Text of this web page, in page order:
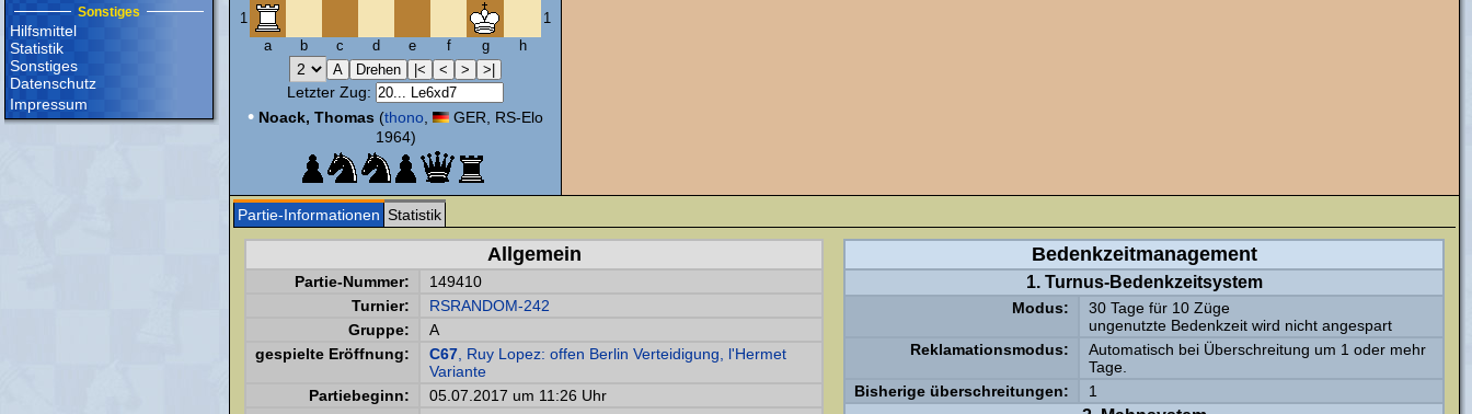
Sonstiges
Hilfsmittel
Statistik
Sonstiges
Datenschutz
Impressum
1
1
a
b c d e f g h
Letzter Zug:
• Noack, Thomas (thono
GER, RS-Elo
1964)
Partie-Informationen Statistik
Allgemein
Partie-Nummer:
149410
Turnier:
RSRANDOM-242
Gruppe:
A
gespielte Eröffnung:
C67 , Ruy Lopez: offen Berlin Verteidigung, l'Hermet
Variante
Partiebeginn:
05.07.2017 um 11:26 Uhr
Bedenkzeitmanagement
1. Turnus-Bedenkzeitsystem
Modus:
30 Tage für 10 Züge
ungenutzte Bedenkzeit wird nicht angespart
Reklamationsmodus:
Automatisch bei Überschreitung um 1 oder mehr
Tage.
Bisherige überschreitungen:
1